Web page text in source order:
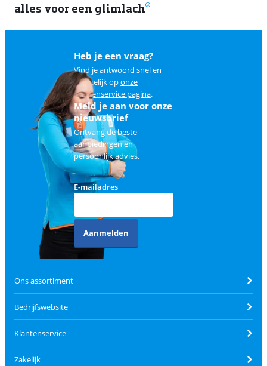
alles voor een glimlach
Heb je een vraag?
Vind je antwoord snel en
makkelijk oponze
klantenservice pagina.
Meld je aan voor onze
nieuwsbrief
Ontvang de beste
aanbiedingen en
persoonlijk advies.
E-mailadres
Aanmelden
Ons assortiment
Bedrijfswebsite
Klantenservice
Zakelijk